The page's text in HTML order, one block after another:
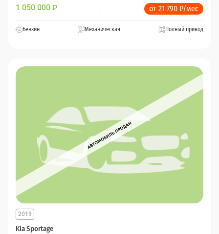
1 050 000 ₽ от 21 790 ₽/мес
Бензин Механическая Полный привод
Kia Sportage
2019